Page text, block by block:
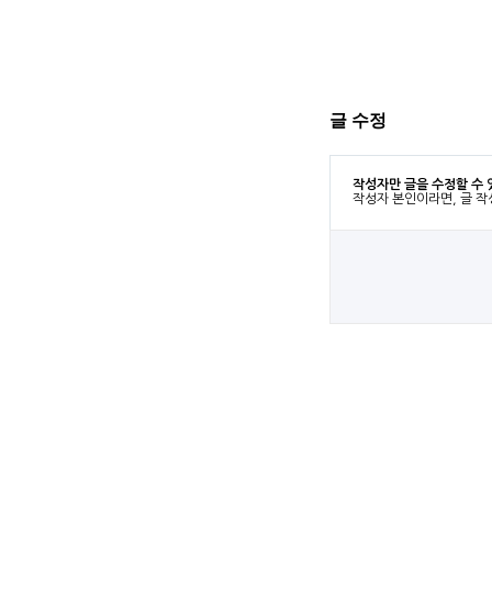
글 수정
작성자만 글을 수정할 수
작성자 본인이라면, 글